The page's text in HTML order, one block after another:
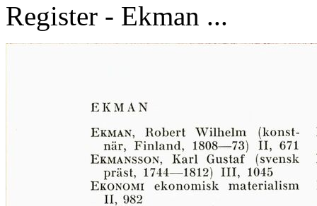
Register - Ekman ...